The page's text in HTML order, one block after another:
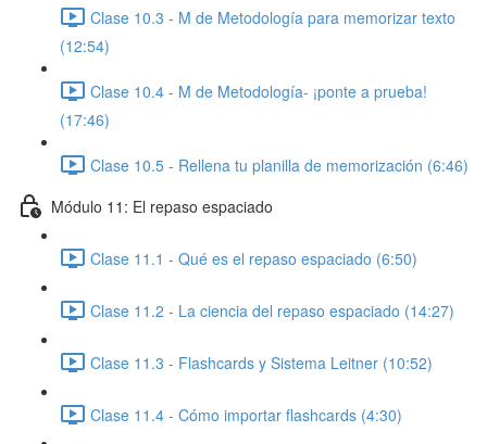
Clase 10.3 - M de Metodología para memorizar texto
(12:54)
Clase 10.4 - M de Metodología- ¡ponte a prueba!
(17:46)
Clase 10.5 - Rellena tu planilla de memorización (6:46)
Módulo 11: El repaso espaciado
Clase 11.1 - Qué es el repaso espaciado (6:50)
Clase 11.2 - La ciencia del repaso espaciado (14:27)
Clase 11.3 - Flashcards y Sistema Leitner (10:52)
Clase 11.4 - Cómo importar flashcards (4:30)